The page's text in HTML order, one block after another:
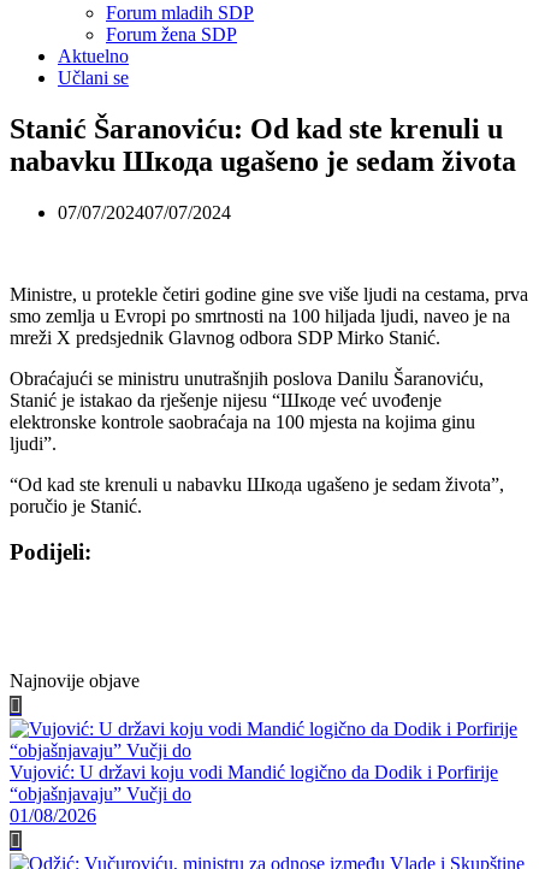
Forum mladih SDP
Forum žena SDP
Aktuelno
Učlani se
Stanić Šaranoviću: Od kad ste krenuli u
nabavku Шкода ugašeno je sedam života
07/07/202407/07/2024
Ministre, u protekle četiri godine gine sve više ljudi na cestama, prva
smo zemlja u Evropi po smrtnosti na 100 hiljada ljudi, naveo je na
mreži X predsjednik Glavnog odbora SDP Mirko Stanić.
Obraćajući se ministru unutrašnjih poslova Danilu Šaranoviću,
Stanić je istakao da rješenje nijesu “Шкоде već uvođenje
elektronske kontrole saobraćaja na 100 mjesta na kojima ginu
ljudi”.
“Od kad ste krenuli u nabavku Шкода ugašeno je sedam života”,
poručio je Stanić.
Podijeli:
Najnovije objave
Vujović: U državi koju vodi Mandić logično da Dodik i Porfirije
“objašnjavaju” Vučji do
01/08/2026